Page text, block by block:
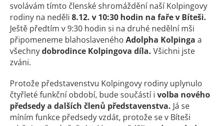
svolávám tímto členské shromáždění naší Kolpingovy
rodiny na neděli 8.12. v 10:30 hodin na faře v Bíteši.
Ještě předtím v 9:30 hodin si na druhé nedělní mši
připomeneme blahoslaveného Adolpha Kolpinga a
všechnydobrodince Kolpingova díla. Všichni jste
zváni.
Protože představenstvu Kolpingovy rodiny uplynulo
čtyřleté funkční období, bude součástí i volba nového
předsedy a dalších členů představenstva. Já se
míním funkce předsedy vzdát, protože se v Bíteši